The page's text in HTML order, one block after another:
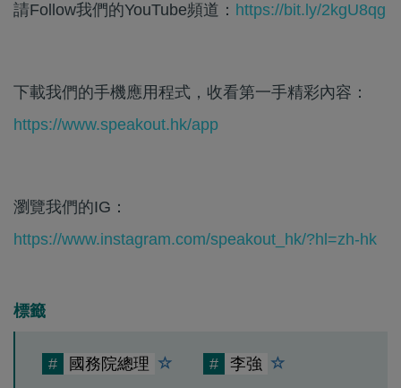
請Follow我們的YouTube頻道： https://bit.ly/2kgU8qg
下載我們的手機應用程式，收看第一手精彩內容：
https://www.speakout.hk/app
瀏覽我們的IG：
https://www.instagram.com/speakout_hk/?hl=zh-hk
標籤
# 國務院總理 # 李強